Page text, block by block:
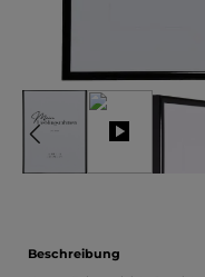
Beschreibung